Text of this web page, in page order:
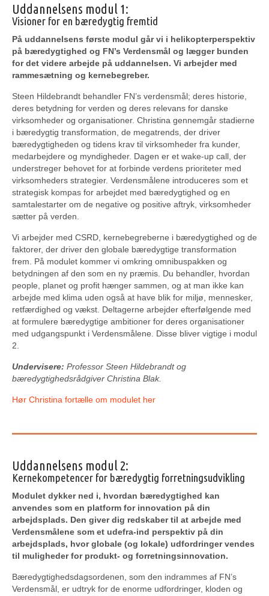
Uddannelsens modul 1:
Visioner for en bæredygtig fremtid
På uddannelsens første modul går vi i helikopterperspektiv
på bæredygtighed og FN’s Verdensmål og lægger bunden
for det videre arbejde på uddannelsen. Vi arbejder med
rammesætning og kernebegreber.
Steen Hildebrandt behandler FN’s verdensmål; deres historie,
deres betydning for verden og deres relevans for danske
virksomheder og organisationer. Christina gennemgår stadierne
i bæredygtig transformation, de megatrends, der driver
bæredygtigheden og tidens krav til virksomheder fra kunder,
medarbejdere og myndigheder. Dagen er et wake-up call, der
understreger behovet for at forbinde verdens prioriteter med
virksomheders strategier. Verdensmålene introduceres som et
strategisk kompas for arbejdet med bæredygtighed og en
samtalestarter om de negative og positive aftryk, virksomheder
sætter på verden.
Vi arbejder med CSRD, kernebegreberne i bæredygtighed og de
faktorer, der driver den globale bæredygtige transformation
frem. På modulet kommer vi omkring omnibuspakken og
betydningen af den som en ny præmis. Du behandler, hvordan
people, planet og profit hænger sammen, og at man ikke kan
arbejde med klima uden også at have blik for miljø, mennesker,
retfærdighed og vækst. Deltagerne arbejder efterfølgende med
at formulere bæredygtige ambitioner for deres organisationer
med udgangspunkt i Verdensmålene. Disse bliver vigtige i modul
2.
Undervisere: Professor Steen Hildebrandt og
bæredygtighedsrådgiver Christina Blak.
Hør Christina fortælle om modulet her
Uddannelsens modul 2:
Kernekompetencer for bæredygtig forretningsudvikling
Modulet dykker ned i, hvordan bæredygtighed kan
anvendes som en platform for innovation på din
arbejdsplads. Den giver dig redskaber til at arbejde med
Verdensmålene som et udefra-ind perspektiv på din
arbejdsplads, hvor globale (og lokale) udfordringer vendes
til muligheder for produkt- og forretningsinnovation.
Bæredygtighedsdagsordenen, som den indrammes af FN’s
Verdensmål, er udtryk for de enorme udfordringer, kloden og